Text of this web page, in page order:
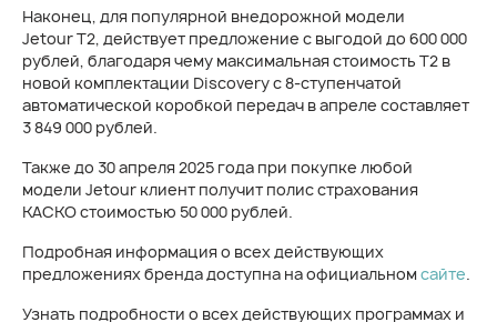
Наконец, для популярной внедорожной модели
Jetour T2, действует предложение с выгодой до 600 000
рублей, благодаря чему максимальная стоимость T2 в
новой комплектации Discovery с 8-ступенчатой
автоматической коробкой передач в апреле составляет
3 849 000 рублей.
Также до 30 апреля 2025 года при покупке любой
модели Jetour клиент получит полис страхования
КАСКО стоимостью 50 000 рублей.
Подробная информация о всех действующих
предложениях бренда доступна на официальномсайте
Узнать подробности о всех действующих программах и